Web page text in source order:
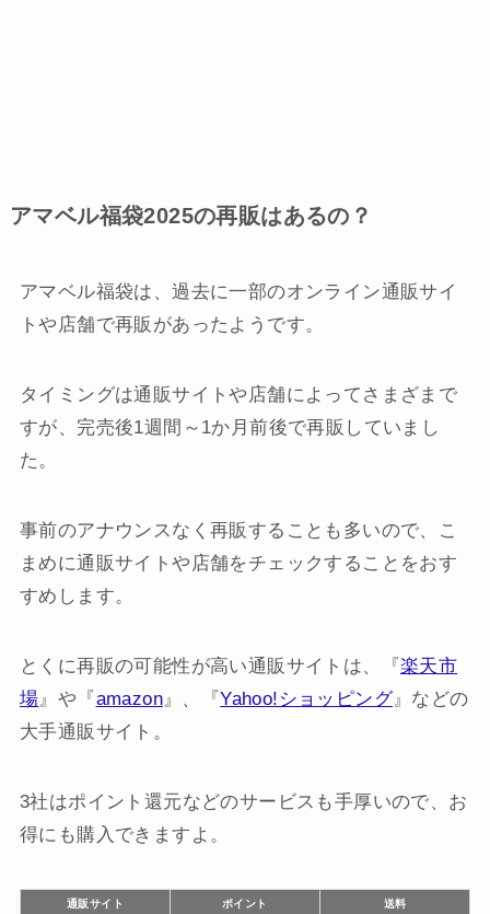
アマベル福袋2025の再販はあるの？
アマベル福袋は、過去に一部のオンライン通販サイ
トや店舗で再販があったようです。
タイミングは通販サイトや店舗によってさまざまで
すが、完売後1週間～1か月前後で再販していまし
た。
事前のアナウンスなく再販することも多いので、こ
まめに通販サイトや店舗をチェックすることをおす
すめします。
とくに再販の可能性が高い通販サイトは、『楽天市
場 』や『amazon』、『Yahoo!ショッピング』などの
大手通販サイト。
3社はポイント還元などのサービスも手厚いので、お
得にも購入できますよ。
通販サイト ポイント 送料